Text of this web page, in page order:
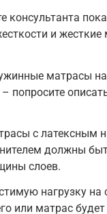
консультанта
и
матрасы
попросите
с латексным
должны
слоев.
нагрузку на
или матрас